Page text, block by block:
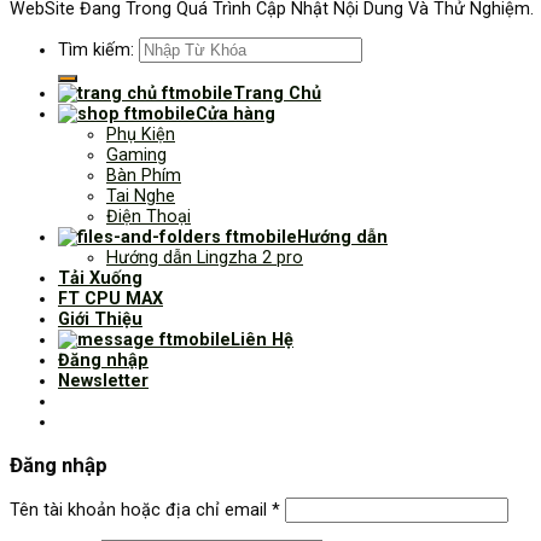
WebSite Đang Trong Quá Trình Cập Nhật Nội Dung Và Thử Nghiệm.
Tìm kiếm:
Trang Chủ
Cửa hàng
Phụ Kiện
Gaming
Bàn Phím
Tai Nghe
Điện Thoại
Hướng dẫn
Hướng dẫn Lingzha 2 pro
Tải Xuống
FT CPU MAX
Giới Thiệu
Liên Hệ
Đăng nhập
Newsletter
Đăng nhập
Tên tài khoản hoặc địa chỉ email *